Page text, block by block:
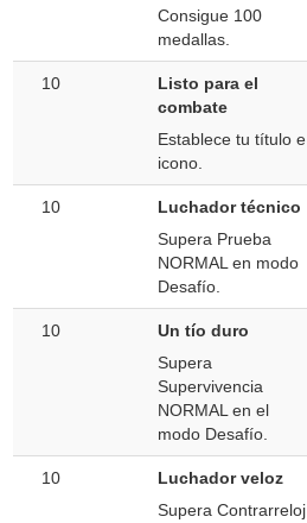
Consigue 100
medallas.
10
Listo para el
combate
Establece tu título e
icono.
10
Luchador técnico
Supera Prueba
NORMAL en modo
Desafío.
10
Un tío duro
Supera
Supervivencia
NORMAL en el
modo Desafío.
10
Luchador veloz
Supera Contrarreloj